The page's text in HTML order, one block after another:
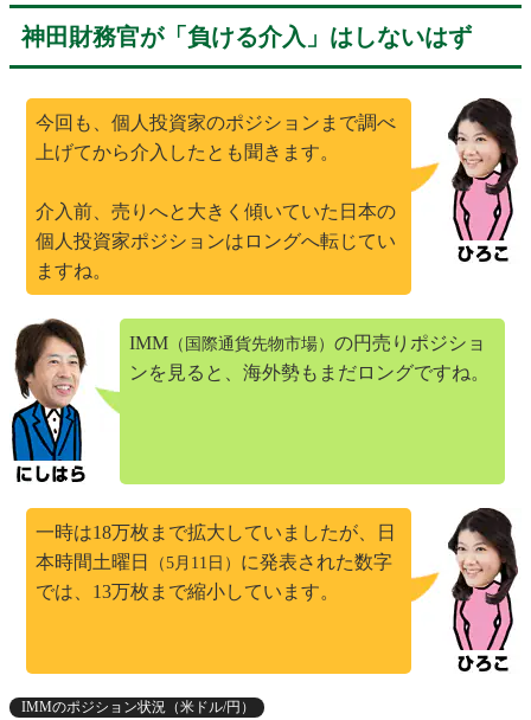
神田財務官が「負ける介入」はしないはず
今回も、個人投資家のポジションまで調べ
上げてから介入したとも聞きます。
介入前、売りへと大きく傾いていた日本の
個人投資家ポジションはロングへ転じてい
ますね。
IMM （国際通貨先物市場） の円売りポジショ
ンを見ると、海外勢もまだロングですね。
一時は18万枚まで拡大していましたが、日
本時間土曜日
（5月11日） に発表された数字
では、13万枚まで縮小しています。
IMMのポジション状況（米ドル/円）